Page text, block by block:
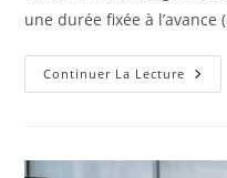
une durée fixée à l’avance
Continuer La Lecture